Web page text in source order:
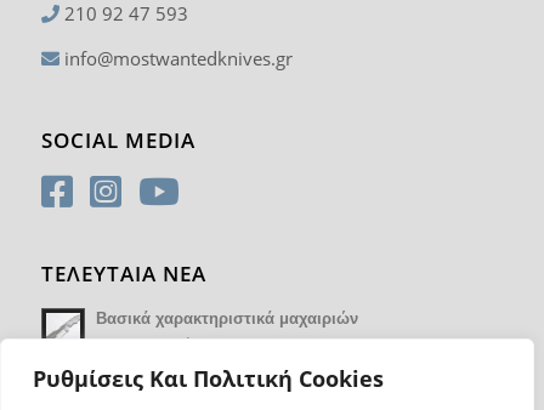
Ρυθμίσεις Και Πολιτική Cookies
210 92 47 593
info@mostwantedknives.gr
SOCIAL MEDIA
ΤΕΛΕΥΤΑΙΑ ΝΕΑ
Βασικά χαρακτηριστικά μαχαιριών
14 Φεβρουαρίου 2018 - 17:21